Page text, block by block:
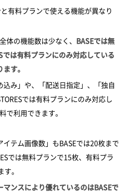
有料プランで使える機能が異なり
体の機能数は少なく、 BASEでは無
は有料プランにのみ対応している
す。
み」や、「配送日指定」、「独自
では有料プランにのみ対応し
で利用できます。
テム画像数」もBASEでは20枚まで
では無料プランで15枚、有料プラ
。
ンスにより優れているのはBASEで